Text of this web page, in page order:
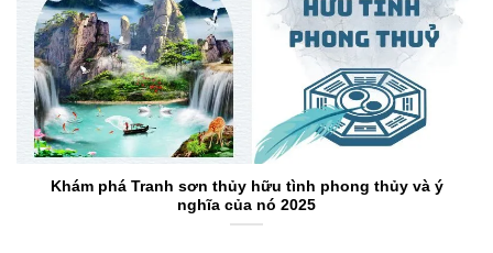
Khám phá Tranh sơn thủy hữu tình phong thủy và ý
nghĩa của nó 2025